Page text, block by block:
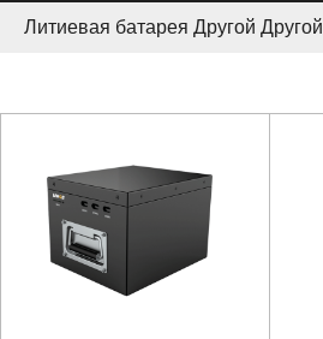
Литиевая батарея Другой Другой